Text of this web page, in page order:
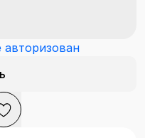
авторизован